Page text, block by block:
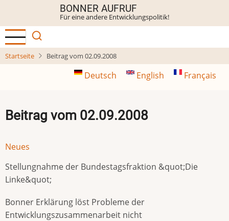
Inhalt
BONNER AUFRUF
Für eine andere Entwicklungspolitik!
Startseite Beitrag vom 02.09.2008
Deutsch English Français
Beitrag vom 02.09.2008
Neues
Stellungnahme der Bundestagsfraktion &quot;Die
Linke&quot;
Bonner Erklärung löst Probleme der
Entwicklungszusammenarbeit nicht